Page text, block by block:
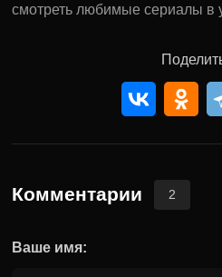
смотреть любимые сериалы в
Комментарии 2
Ваше имя: